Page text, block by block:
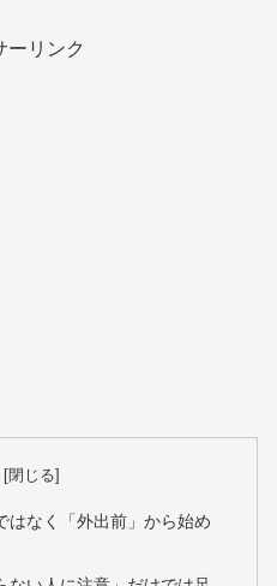
ーリンク
はなく「外出前」から始め